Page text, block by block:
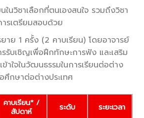
ในวิชาเลือกที่ตนเองสนใจ รวมถึงวิชา
รเตรียมสอบด้วย
าย 1 ครั้ง (2 คาบเรียน) โดยอาจารย์
รับเชิญเพื่อฝึกทักษะการฟัง และเสริม
ข้าใจในวัฒนธรรมในการเรียนต่อต่าง
ศึกษาต่อต่างประเทศ
คาบเรียน* /
สัปดาห์
ระดับ ระยะเวลา